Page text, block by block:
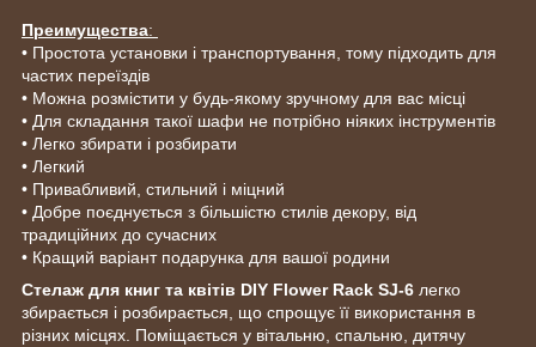
Преимущества:
• Простота установки і транспортування, тому підходить для
частих переїздів
• Можна розмістити у будь-якому зручному для вас місці
• Для складання такої шафи не потрібно ніяких інструментів
• Легко збирати і розбирати
• Легкий
• Привабливий, стильний і міцний
• Добре поєднується з більшістю стилів декору, від
традиційних до сучасних
• Кращий варіант подарунка для вашої родини
Стелаж для книг та квітів DIY Flower Rack SJ-6 легко
збирається і розбирається, що спрощує її використання в
різних місцях. Поміщається у вітальню, спальню, дитячу